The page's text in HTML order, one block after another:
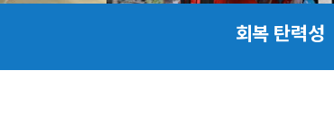
회복 탄력성